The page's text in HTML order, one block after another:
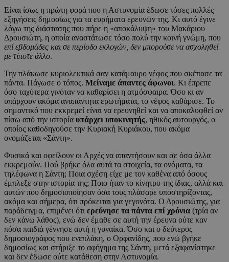
Είναι ίσως η πρώτη φορά που η Αστυνομία έδωσε τόσες πολλές
εξηγήσεις δημοσίως για τα ευρήματα ερευνών της. Κι αυτό έγινε
λόγω της διάστασης που πήρε η «αποκάλυψη» του Μακάριου
Δρουσιώτη, η οποία αναστάτωσε τόσο πολύ την κοινή γνώμη, που
επί εβδομάδες και σε περίοδο εκλογών, δεν μπορούσε να ασχοληθεί
με τίποτε άλλο.
Την πλάκωσε κυριολεκτικά σαν κατάμαυρο νέφος που σκέπασε τα
πάντα. Πάγωσε ο τόπος. Μείναμε άπαντες άφωνοι. Κι έπρεπε
όσο ταχύτερα γινόταν να καθαρίσει η ατμόσφαιρα. Όσο κι αν
υπάρχουν ακόμα αναπάντητα ερωτήματα, το νέφος καθάρισε. Το
σημαντικό που εκκρεμεί είναι να ερευνηθεί και να αποκαλυφθεί αν
πίσω από την ιστορία υπάρχει υποκινητής, ηθικός αυτουργός, ο
οποίος καθοδηγούσε την Κυριακή Κυριάκου, που ακόμα
ονομάζεται «Σάντη».
Φυσικά και οφείλουν οι Αρχές να απαντήσουν και σε όσα άλλα
εκκρεμούν. Πού βρήκε όλα αυτά τα στοιχεία, τα ονόματα, τα
τηλέφωνα η Σάντη; Ποια σχέση είχε με τον καθένα από όσους
έμπλεξε στην ιστορία της; Ποιο ήταν το κίνητρο της ίδιας, αλλά και
αυτών που δημοσιοποίησαν όσα τους πλάσαρε υποστηρίζοντας,
ακόμα και σήμερα, ότι πρόκειται για γεγονότα. Ο Δρουσιώτης, για
παράδειγμα, επιμένει ότι ερεύνησε τα πάντα επί χρόνια (τρία αν
δεν κάνω λάθος), ενώ δεν έμαθε σε αυτή την έρευνα ούτε καν
πόσα παιδιά γέννησε αυτή η γυναίκα. Όσο και ο δεύτερος
δημοσιογράφος που ενεπλάκη, ο Ορφανίδης, που ενώ βγήκε
δημοσίως και στήριξε το αφήγημα της Σάντη, μετά εξαφανίστηκε
και δεν έδωσε ούτε κατάθεση στην Αστυνομία.